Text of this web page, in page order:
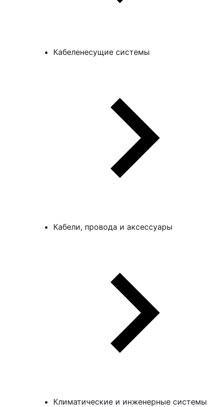
Кабеленесущие системы
Кабели, провода и аксессуары
Климатические и инженерные системы